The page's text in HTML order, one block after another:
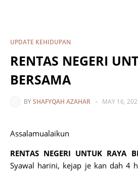
UPDATE KEHIDUPAN
RENTAS NEGERI
BERSAMA
BYSHAFYQAH AZAHAR - MAY 16,
Assalamualaikun
RENTAS NEGERI UNTUK RAYA
Syawal harini, kejap je kan dah 4